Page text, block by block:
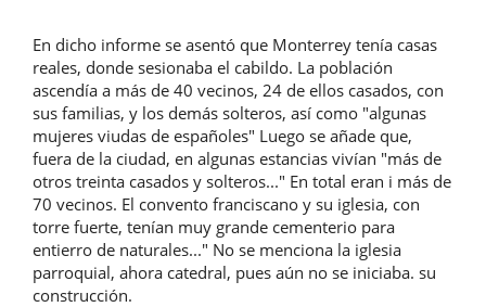
En dicho informe se asentó que Monterrey tenía casas
reales, donde sesionaba el cabildo. La población
ascendía a más de 40 vecinos, 24 de ellos casados, con
sus familias, y los demás solteros, así como "algunas
mujeres viudas de españoles" Luego se añade que,
fuera de la ciudad, en algunas estancias vivían "más de
otros treinta casados y solteros..." En total eran i más de
70 vecinos. El convento franciscano y su iglesia, con
torre fuerte, tenían muy grande cementerio para
entierro de naturales..." No se menciona la iglesia
parroquial, ahora catedral, pues aún no se iniciaba. su
construcción.